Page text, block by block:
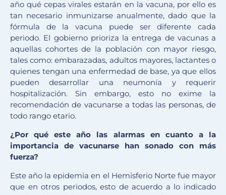
año qué cepas virales estarán en la vacuna, por ello es
tan necesario inmunizarse anualmente, dado que la
fórmula de la vacuna puede ser diferente cada
periodo. El gobierno prioriza la entrega de vacunas a
aquellas cohortes de la población con mayor riesgo,
tales como: embarazadas, adultos mayores, lactantes o
quienes tengan una enfermedad de base, ya que ellos
pueden desarrollar una neumonía y requerir
hospitalización. Sin embargo, esto no exime la
recomendación de vacunarse a todas las personas, de
todo rango etario.
¿Por qué este año las alarmas en cuanto a la
importancia de vacunarse han sonado con más
fuerza?
Este año la epidemia en el Hemisferio Norte fue mayor
que en otros periodos, esto de acuerdo a lo indicado